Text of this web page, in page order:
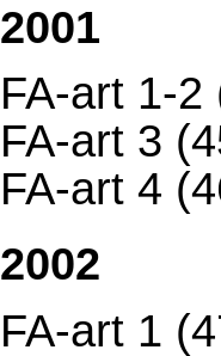
2001
FA-art 1-2
FA-art 3
FA-art 4
2002
FA-art 1